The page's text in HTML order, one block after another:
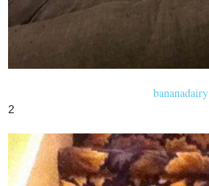
bananadairy
2